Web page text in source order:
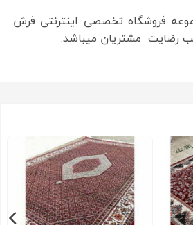
فروشگاه تخصصی اینترنتی فرش
رضایت مشتریان میباشد.